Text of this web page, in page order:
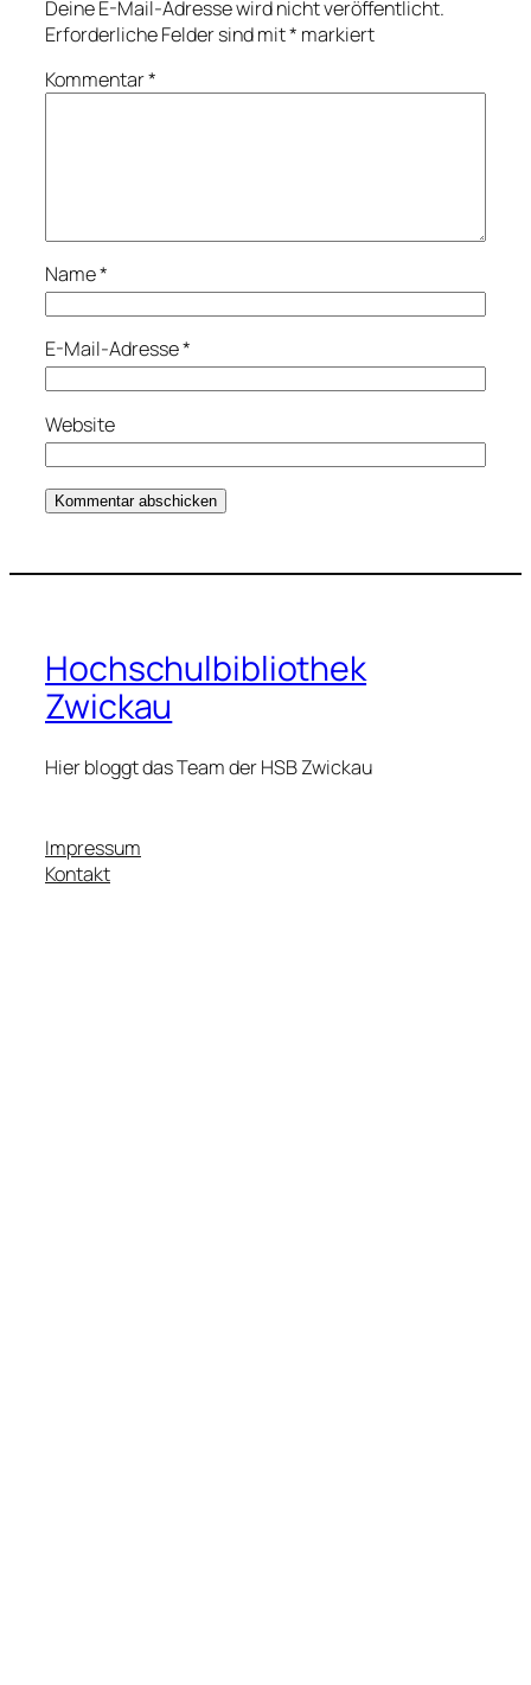
Deine E-Mail-Adresse wird nicht veröffentlicht.
Erforderliche Felder sind mit* markiert
Kommentar*
Name*
E-Mail-Adresse*
Website
Hochschulbibliothek
Zwickau
Hier bloggt das Team der HSB Zwickau
Impressum
Kontakt